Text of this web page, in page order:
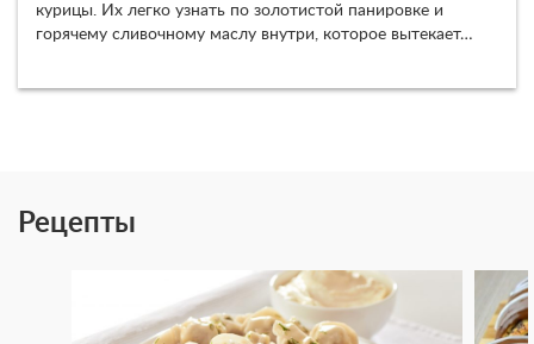
курицы. Их легко узнать по золотистой панировке и
горячему сливочному маслу внутри, которое вытекает…
Рецепты